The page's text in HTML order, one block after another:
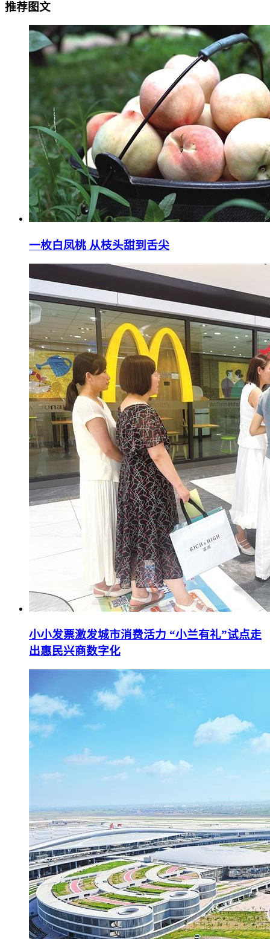
推荐图文
一枚白凤桃 从枝头甜到舌尖
小小发票激发城市消费活力 “小兰有礼”试点走
出惠民兴商数字化